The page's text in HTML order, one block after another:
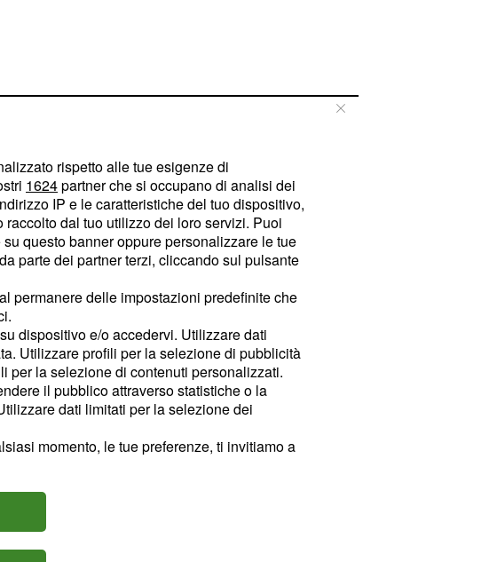
rispetto alle tue esigenze di
1624partner che si occupano di analisi dei
IP e le caratteristiche del tuo dispositivo,
dal tuo utilizzo dei loro servizi. Puoi
su questo banner oppure personalizzare le tue
parte dei partner terzi, cliccando sul pulsante
permanere delle impostazioni predefinite che
dispositivo e/o accedervi. Utilizzare dati
Utilizzare profili per la selezione di pubblicità
per la selezione di contenuti personalizzati.
il pubblico attraverso statistiche o la
dati limitati per la selezione dei
momento, le tue preferenze, ti invitiamo a